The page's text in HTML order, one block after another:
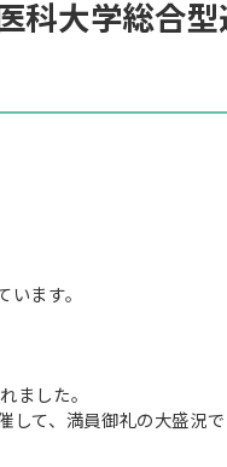
科大学総合
ます。
ました。
て、満員御礼の大盛況で